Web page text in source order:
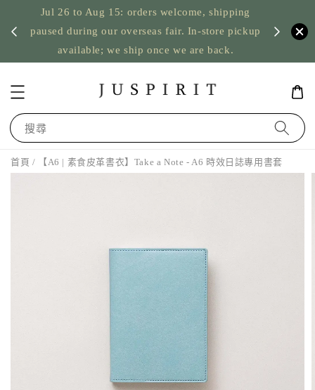
Jul 26 to Aug 15: orders welcome, shipping
paused during our overseas fair. In-store pickup
available; we ship once we are back.
US
搜尋
首頁 / 【A6 | 素食皮革書衣】Take a Note - A6 時效日誌專用書套